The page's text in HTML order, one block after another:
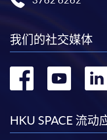
我们的社交媒体
转
转
HKU SPACE 流动